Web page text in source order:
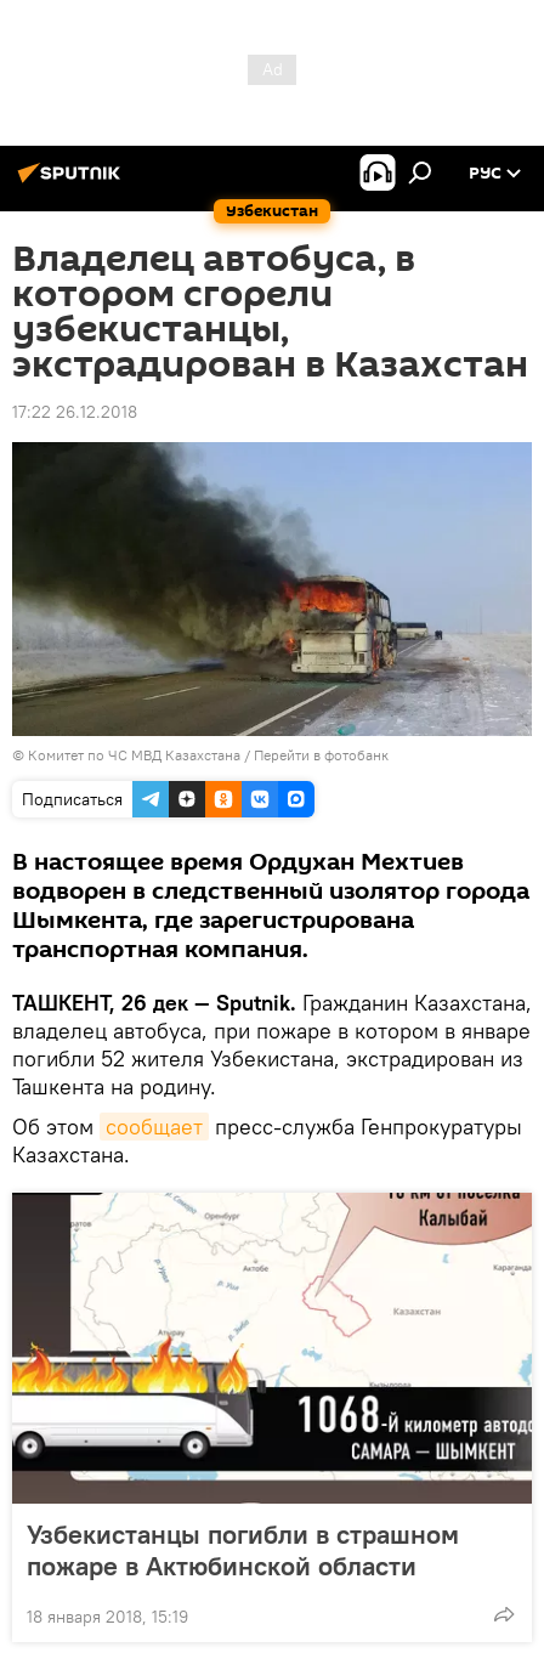
Узбекистан
РУС
Владелец автобуса, в
котором сгорели
узбекистанцы,
экстрадирован в Казахстан
17:22 26.12.2018
© Комитет по ЧС МВД Казахстана / Перейти в фотобанк
Подписаться
В настоящее время Ордухан Мехтиев
водворен в следственный изолятор города
Шымкента, где зарегистрирована
транспортная компания.
ТАШКЕНТ, 26 дек — Sputnik. Гражданин Казахстана,
владелец автобуса, при пожаре в котором в январе
погибли 52 жителя Узбекистана, экстрадирован из
Ташкента на родину.
Об этом сообщает пресс-служба Генпрокуратуры
Казахстана.
Узбекистанцы погибли в страшном
пожаре в Актюбинской области
18 января 2018, 15:19